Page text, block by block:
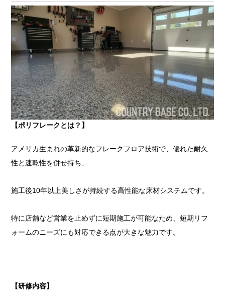
【ポリフレークとは？】
アメリカ生まれの革新的なフレークフロア技術で、優れた耐久
性と速乾性を併せ持ち、
施工後10年以上美しさが持続する高性能な床材システムです。
特に店舗など営業を止めずに短期施工が可能なため、短期リフ
ォームのニーズにも対応できる点が大きな魅力です。
【研修内容】